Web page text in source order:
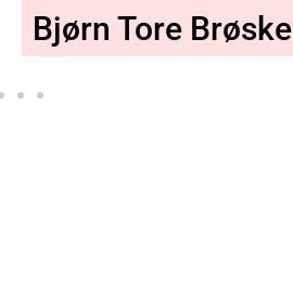
Bjørn Tore Brøske